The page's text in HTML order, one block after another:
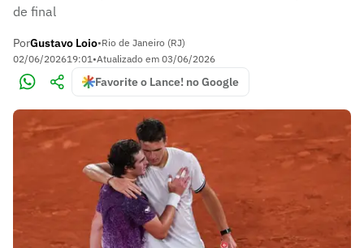
de final
PorGustavo Loio•Rio de Janeiro (RJ)
02/06/202619:01•Atualizado em 03/06/2026
Favorite o Lance! no Google